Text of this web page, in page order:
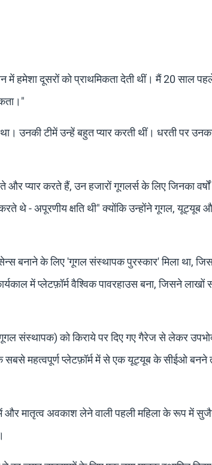
हमेशा दूसरों को प्राथमिकता देती थीं। मैं 20 साल
उनकी टीमें उन्हें बहुत प्यार करती थीं। धरती पर
प्यार करते हैं, उन हजारों गूगलर्स के लिए जिनका
थे - अपूरणीय क्षति थी" क्योंकि उन्होंने गूगल, यूट्यूब
बनाने के लिए 'गूगल संस्थापक पुरस्कार' मिला था,
में प्लेटफ़ॉर्म वैश्विक पावरहाउस बना, जिसने लाखों
संस्थापक) को किराये पर दिए गए गैरेज से लेकर
सबसे महत्वपूर्ण प्लेटफ़ॉर्म में से एक यूट्यूब के सीईओ
मातृत्व अवकाश लेने वाली पहली महिला के रूप में